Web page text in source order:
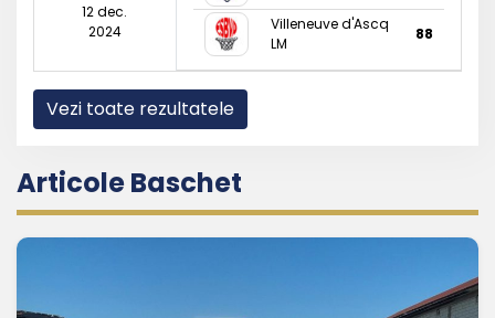
12 dec.
2024
Villeneuve d'Ascq
LM
88
Vezi toate rezultatele
Articole Baschet